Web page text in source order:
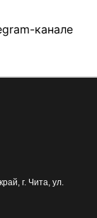
канале
г. Чита ул.